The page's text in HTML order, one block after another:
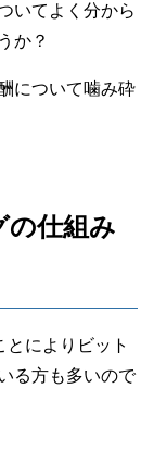
いてよく分から
か？
について噛み砕
の仕組み
によりビット
る方も多いので